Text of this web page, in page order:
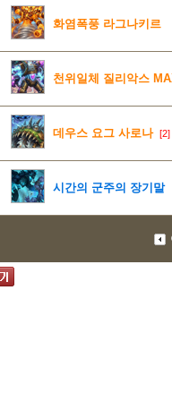
화염폭풍 라그나키르
천위일체 질리악스
데우스 요그 사로나 [2]
시간의 군주의 장기말